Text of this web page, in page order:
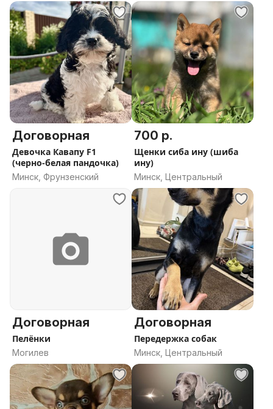
Договорная
Девочка Кавапу F1
(черно-белая пандочка)
Минск, Фрунзенский
700 р.
Щенки сиба ину (шиба
ину)
Минск, Центральный
Договорная
Пелёнки
Могилев
Договорная
Передержка собак
Минск, Центральный